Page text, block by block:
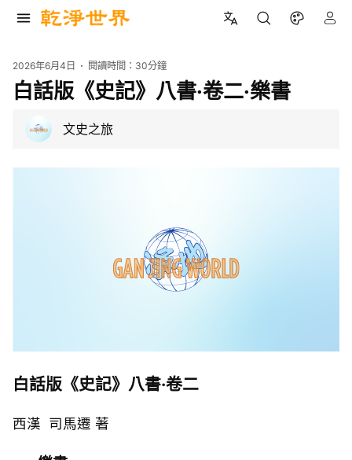
2026年6月4日 閱讀時間： 30分鐘
白話版《史記》八書·卷二·樂書
文史之旅
白話版《史記》八書·卷二
西漢 司馬遷 著